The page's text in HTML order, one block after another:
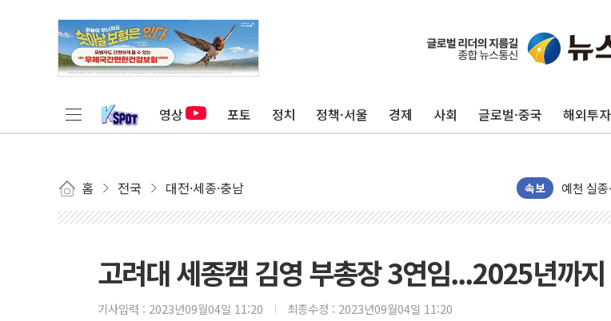
영상 포토 정치 정책·서울 경제 사회 글로벌·중국 해외투자
홈 전국 대전·세종·충남 속보
美 민주,
예천 실
"35초마
원내대책
AIA그룹,
고려대 세종캠 김영 부총장 3연임...2025년까지
기사입력 : 2023년09월04일 11:20 최종수정 : 2023년09월04일 11:20